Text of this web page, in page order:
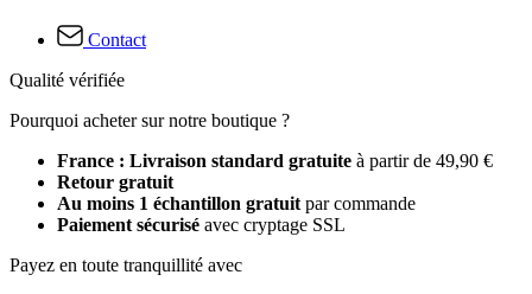
Contact
Qualité vérifiée
Pourquoi acheter sur notre boutique ?
France : Livraison standard gratuite à partir de 49,90 €
Retour gratuit
Au moins 1 échantillon gratuit par commande
Paiement sécurisé avec cryptage SSL
Payez en toute tranquillité avec